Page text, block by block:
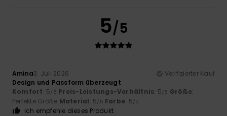
5/5
Amina3. Juli 2026
Verifizierter Kauf
Design und Passform überzeugt
Komfort: 5/5 Preis-Leistungs-Verhältnis: 5/5 Größe:
Perfekte Größe Material: 5/5 Farbe: 5/5
Ich empfehle dieses Produkt